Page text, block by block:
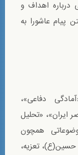
اهداف و
پیام عاشورا به
دفاعی»،
ایران»، «تحلیل
همچون
حسین(ع)، تعزیه،